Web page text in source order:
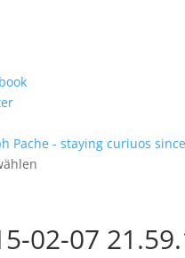
02-07